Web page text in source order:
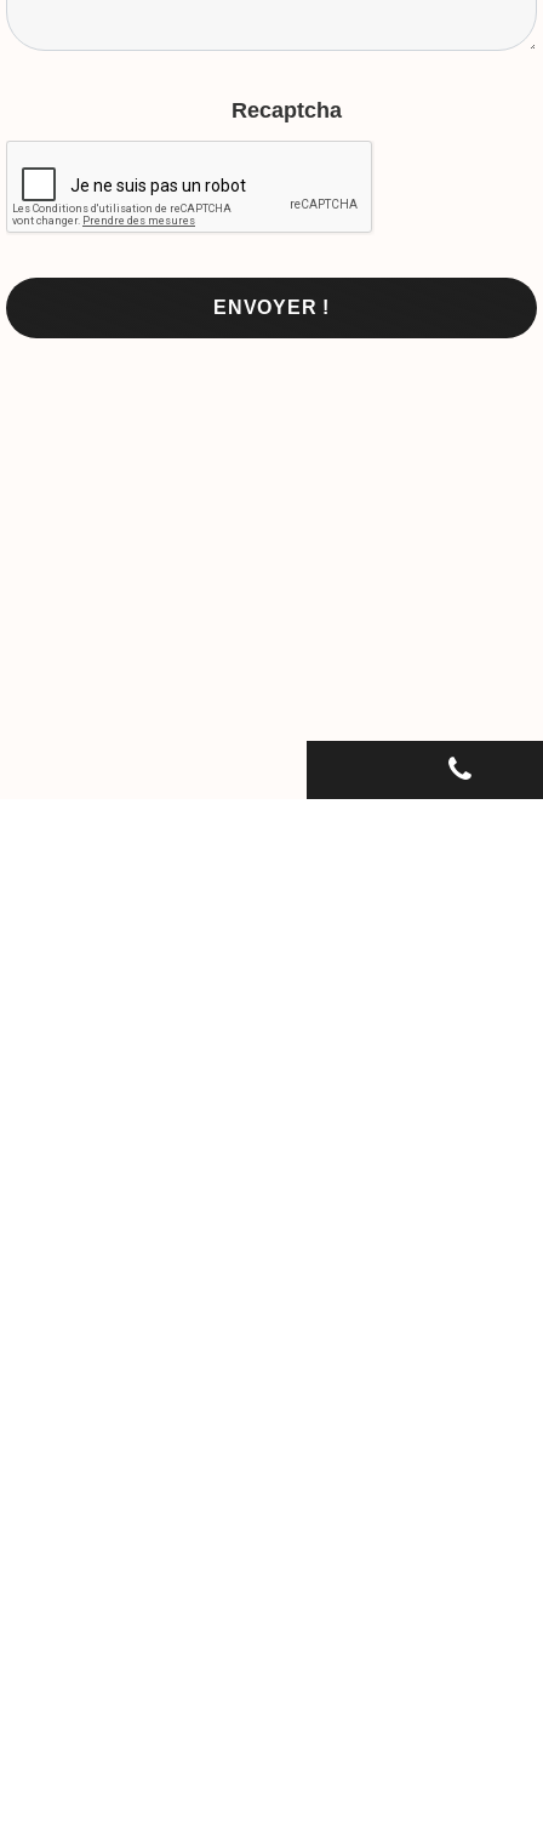
Recaptcha